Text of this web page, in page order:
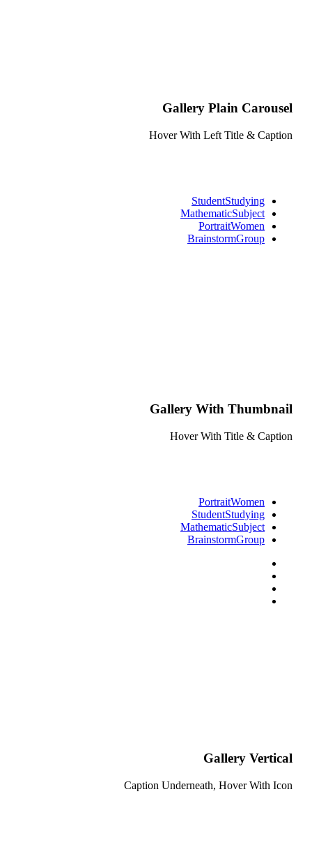
Gallery Plain Carousel
Hover With Left Title & Caption
StudentStudying
MathematicSubject
PortraitWomen
BrainstormGroup
Gallery With Thumbnail
Hover With Title & Caption
PortraitWomen
StudentStudying
MathematicSubject
BrainstormGroup
Gallery Vertical
Caption Underneath, Hover With Icon